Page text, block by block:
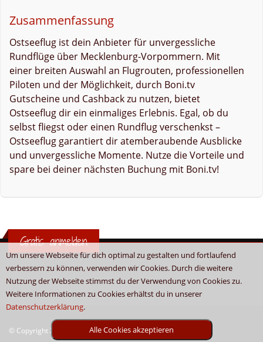
Um unsere Webseite für dich optimal zu gestalten und fortlaufend
verbessern zu können, verwenden wir Cookies. Durch die weitere
Nutzung der Webseite stimmst du der Verwendung von Cookies zu.
Weitere Informationen zu Cookies erhältst du in unserer
Datenschutzerklärung.
Alle Cookies akzeptieren
Zusammenfassung
Ostseeflug ist dein Anbieter für unvergessliche
Rundflüge über Mecklenburg-Vorpommern. Mit
einer breiten Auswahl an Flugrouten, professionellen
Piloten und der Möglichkeit, durch Boni.tv
Gutscheine und Cashback zu nutzen, bietet
Ostseeflug dir ein einmaliges Erlebnis. Egal, ob du
selbst fliegst oder einen Rundflug verschenkst –
Ostseeflug garantiert dir atemberaubende Ausblicke
und unvergessliche Momente. Nutze die Vorteile und
spare bei deiner nächsten Buchung mit Boni.tv!
Gratis anmelden
© Copyright 2026 - Boni.tv / Cashback & Gutscheine